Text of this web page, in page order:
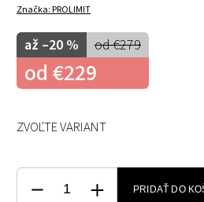
Značka:PROLIMIT
od €279
až –20 %
od €229
ZVOĽTE VARIANT
PRIDAŤ DO